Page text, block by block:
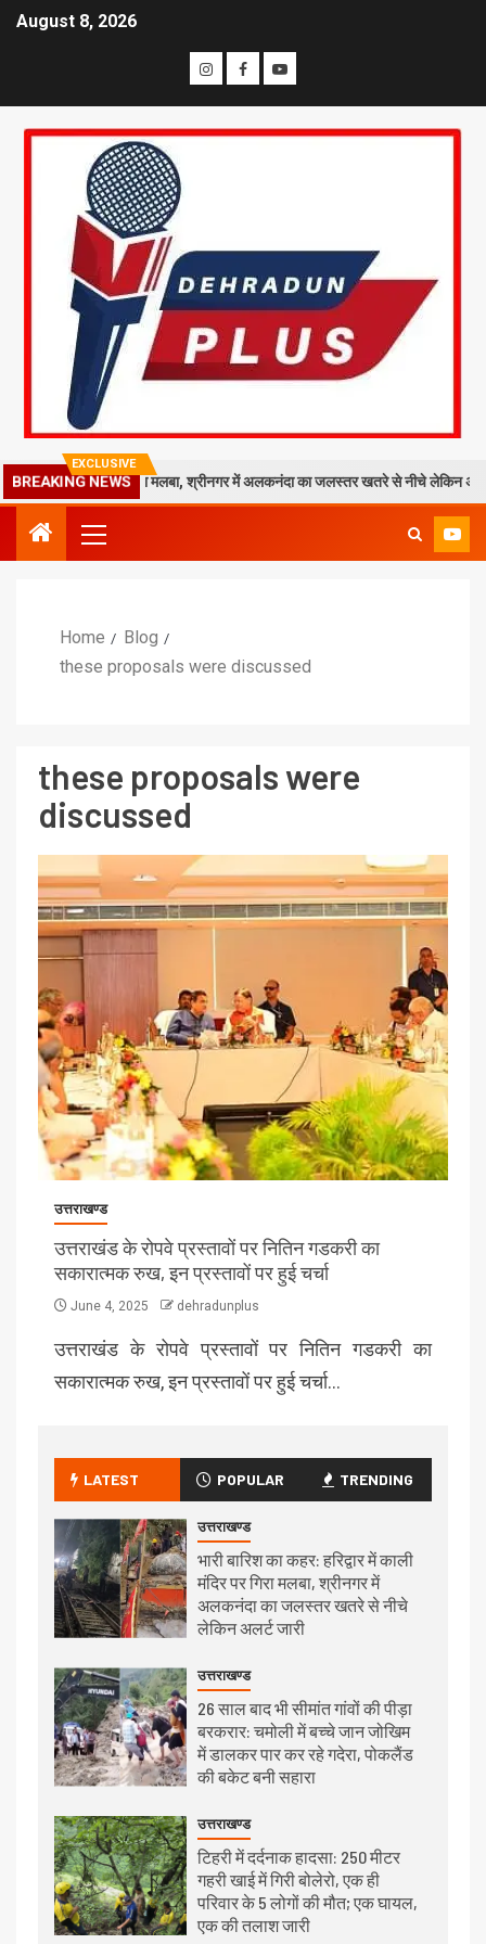
August 8, 2026
EXCLUSIVE
BREAKING NEWS
मंदिर पर गिरा मलबा, श्रीनगर में अलकनंदा का जलस्तर खतरे से नीचे लेकिन अलर्ट जारी
Home
Blog
these proposals were discussed
these proposals were
discussed
उत्तराखण्ड
उत्तराखंड के रोपवे प्रस्तावों पर नितिन गडकरी का
सकारात्मक रुख, इन प्रस्तावों पर हुई चर्चा
June 4, 2025 dehradunplus
उत्तराखंड के रोपवे प्रस्तावों पर नितिन गडकरी का
सकारात्मक रुख, इन प्रस्तावों पर हुई चर्चा…
LATEST POPULAR TRENDING
उत्तराखण्ड
भारी बारिश का कहर: हरिद्वार में काली
मंदिर पर गिरा मलबा, श्रीनगर में
अलकनंदा का जलस्तर खतरे से नीचे
लेकिन अलर्ट जारी
उत्तराखण्ड
26 साल बाद भी सीमांत गांवों की पीड़ा
बरकरार: चमोली में बच्चे जान जोखिम
में डालकर पार कर रहे गदेरा, पोकलैंड
की बकेट बनी सहारा
उत्तराखण्ड
टिहरी में दर्दनाक हादसा: 250 मीटर
गहरी खाई में गिरी बोलेरो, एक ही
परिवार के 5 लोगों की मौत; एक घायल,
एक की तलाश जारी